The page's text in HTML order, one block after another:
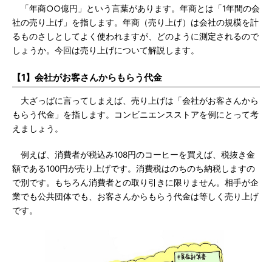
「年商○○億円」という言葉があります。年商とは「1年間の会
社の売り上げ」を指します。年商（売り上げ）は会社の規模を計
るものさしとしてよく使われますが、どのように測定されるので
しょうか。今回は売り上げについて解説します。
【1】会社がお客さんからもらう代金
大ざっぱに言ってしまえば、売り上げは「会社がお客さんから
もらう代金」を指します。コンビニエンスストアを例にとって考
えましょう。
例えば、消費者が税込み108円のコーヒーを買えば、税抜き金
額である100円が売り上げです。消費税はのちのち納税しますの
で別です。もちろん消費者との取り引きに限りません。相手が企
業でも公共団体でも、お客さんからもらう代金は等しく売り上げ
です。